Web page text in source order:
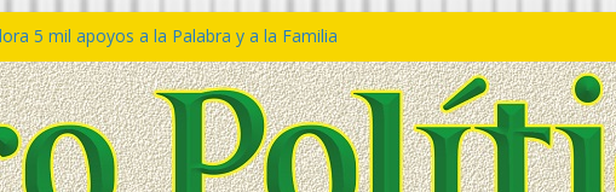
5 mil apoyos a la Palabra y a la Familia
Declaraciones de Procedencia en contra
𝙂𝙤𝙗𝙞𝙚𝙧𝙣𝙤 𝙙𝙚𝙡 𝙀𝙨𝙩𝙖𝙙𝙤 𝙖 𝙙𝙞𝙨𝙛𝙧𝙪𝙩𝙖𝙧
𝙙𝙚𝙡 𝙈𝙖𝙧 𝙚𝙣 𝘾𝙤𝙖𝙩𝙯𝙖𝙘𝙤𝙖𝙡𝙘𝙤𝙨
de policías con vocación de servicio y
SSP